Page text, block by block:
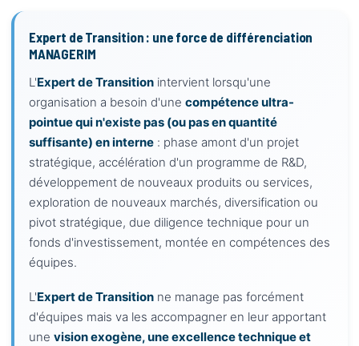
Expert de Transition : une force de différenciation
MANAGERIM
L'Expert de Transition intervient lorsqu'une
organisation a besoin d'une compétence ultra-
pointue qui n'existe pas (ou pas en quantité
suffisante) en interne : phase amont d'un projet
stratégique, accélération d'un programme de R&D,
développement de nouveaux produits ou services,
exploration de nouveaux marchés, diversification ou
pivot stratégique, due diligence technique pour un
fonds d'investissement, montée en compétences des
équipes.
L'Expert de Transition ne manage pas forcément
d'équipes mais va les accompagner en leur apportant
une vision exogène, une excellence technique et